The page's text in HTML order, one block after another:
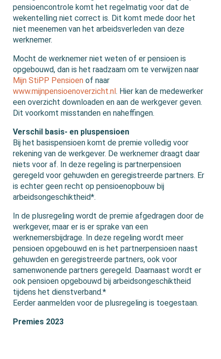
pensioencontrole komt het regelmatig voor dat de
wekentelling niet correct is. Dit komt mede door het
niet meenemen van het arbeidsverleden van deze
werknemer.
Mocht de werknemer niet weten of er pensioen is
opgebouwd, dan is het raadzaam om te verwijzen naar
Mijn StiPP Pensioen of naar
www.mijnpensioenoverzicht.nl. Hier kan de medewerker
een overzicht downloaden en aan de werkgever geven.
Dit voorkomt misstanden en naheffingen.
Verschil basis- en pluspensioen
Bij het basispensioen komt de premie volledig voor
rekening van de werkgever. De werknemer draagt daar
niets voor af. In deze regeling is partnerpensioen
geregeld voor gehuwden en geregistreerde partners. Er
is echter geen recht op pensioenopbouw bij
arbeidsongeschiktheid*.
In de plusregeling wordt de premie afgedragen door de
werkgever, maar er is er sprake van een
werknemersbijdrage. In deze regeling wordt meer
pensioen opgebouwd en is het partnerpensioen naast
gehuwden en geregistreerde partners, ook voor
samenwonende partners geregeld. Daarnaast wordt er
ook pensioen opgebouwd bij arbeidsongeschiktheid
tijdens het dienstverband.*
Eerder aanmelden voor de plusregeling is toegestaan.
Premies 2023